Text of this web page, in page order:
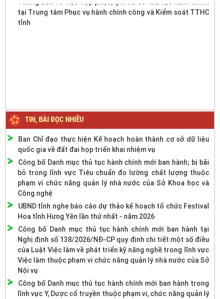
tại Trung tâm Phục vụ hành chính công và Kiểm soát TTHC
tỉnh
TIN, BÀI ĐỌC NHIỀU
Ban Chỉ đạo thực hiện Kế hoạch hoàn thành cơ sở dữ liệu
quốc gia về đất đai họp triển khai nhiệm vụ
Công bố Danh mục thủ tục hành chính mới ban hành; bị bãi
bỏ trong lĩnh vực Tiêu chuẩn đo lường chất lượng thuộc
phạm vi chức năng quản lý nhà nước của Sở Khoa học và
Công nghệ
UBND tỉnh nghe báo cáo dự thảo kế hoạch tổ chức Festival
Hoa tỉnh Hưng Yên lần thứ nhất - năm 2026
Công bố Danh mục thủ tục hành chính mới ban hành tại
Nghị định số 138/2026/NĐ-CP quy định chi tiết một số điều
của Luật Việc làm về phát triển kỹ năng nghề trong lĩnh vực
Việc làm thuộc phạm vi chức năng quản lý nhà nước của Sở
Nội vụ
Công bố Danh mục thủ tục hành chính mới ban hành trong
lĩnh vực Y, Dược cổ truyền thuộc phạm vi, chức năng quản lý